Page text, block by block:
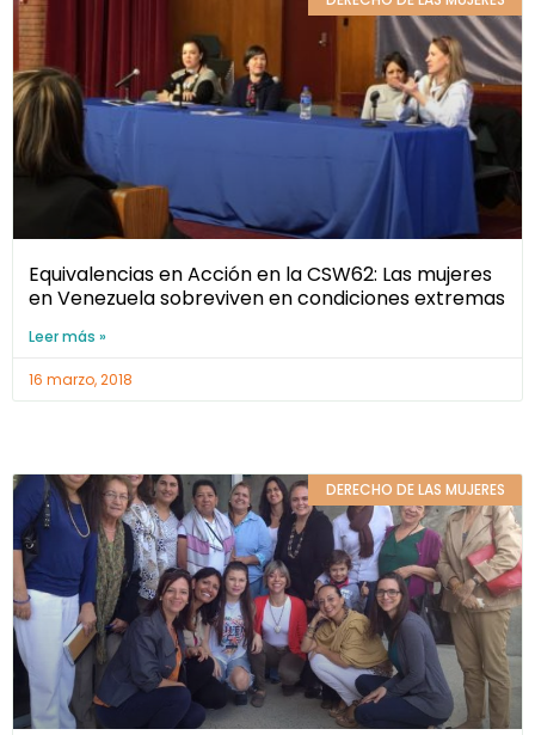
Equivalencias en Acción en la CSW62: Las mujeres
en Venezuela sobreviven en condiciones extremas
Leer más »
16 marzo, 2018
DERECHO DE LAS MUJERES